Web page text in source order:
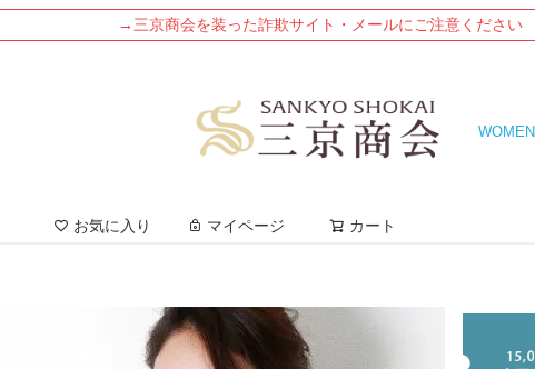
→三京商会を装った詐欺サイト・メールにご注意ください
WOMEN
お気に入り マイページ カート